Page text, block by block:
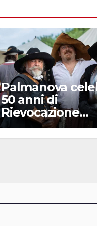
Palmanova
50 anni di
Rievocazione
Storica